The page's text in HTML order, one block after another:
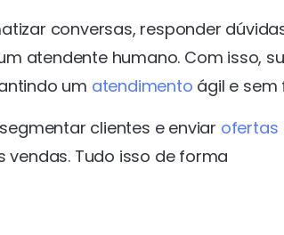
conversas, responder
atendente humano. Com isso,
um atendimento ágil e sem
clientes e enviar ofertas
Tudo isso de forma